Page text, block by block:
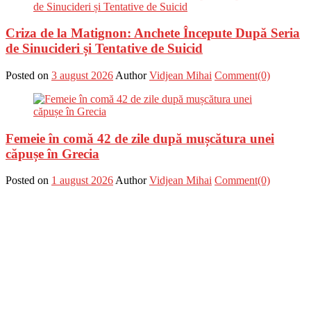
Criza de la Matignon: Anchete Începute După Seria
de Sinucideri și Tentative de Suicid
Posted on 3 august 2026 Author Vidjean Mihai Comment(0)
Femeie în comă 42 de zile după mușcătura unei
căpușe în Grecia
Posted on 1 august 2026Author Vidjean Mihai Comment(0)